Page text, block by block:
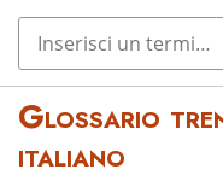
Glossario
italiano